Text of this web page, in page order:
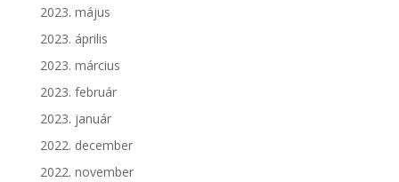
2023. május
2023. április
2023. március
2023. február
2023. január
2022. december
2022. november